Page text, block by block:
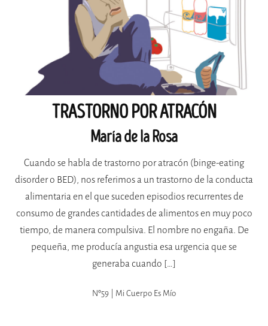
TRASTORNO POR ATRACÓN
María de la Rosa
Cuando se habla de trastorno por atracón (binge-eating
disorder o BED), nos referimos a un trastorno de la conducta
alimentaria en el que suceden episodios recurrentes de
consumo de grandes cantidades de alimentos en muy poco
tiempo, de manera compulsiva. El nombre no engaña. De
pequeña, me producía angustia esa urgencia que se
generaba cuando […]
Nº59 | Mi Cuerpo Es Mío